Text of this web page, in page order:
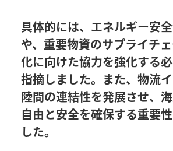
具体的には、エネルギー安
や、重要物資のサプライチ
化に向けた協力を強化する
指摘しました。また、物流
陸間の連結性を発展させ、
自由と安全を確保する重要
した。